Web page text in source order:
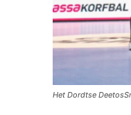
Het Dordtse